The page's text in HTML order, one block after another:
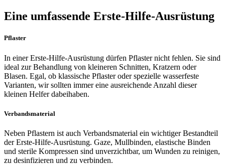
Eine umfassende Erste-Hilfe-Ausrüstung
Pflaster
In einer Erste-Hilfe-Ausrüstung dürfen Pflaster nicht fehlen. Sie sind
ideal zur Behandlung von kleineren Schnitten, Kratzern oder
Blasen. Egal, ob klassische Pflaster oder spezielle wasserfeste
Varianten, wir sollten immer eine ausreichende Anzahl dieser
kleinen Helfer dabeihaben.
Verbandsmaterial
Neben Pflastern ist auch Verbandsmaterial ein wichtiger Bestandteil
der Erste-Hilfe-Ausrüstung. Gaze, Mullbinden, elastische Binden
und sterile Kompressen sind unverzichtbar, um Wunden zu reinigen,
zu desinfizieren und zu verbinden.